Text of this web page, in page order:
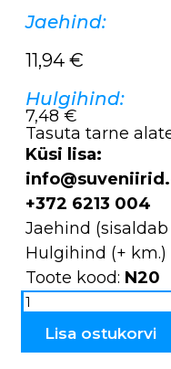
Jaehind:
11,94 €
Hulgihind:
7,48 €
Tasuta tarne
Küsi lisa:
+372 6213 004
Jaehind
Hulgihind (+ km.)
Toote kood: N20
Maja
keraamiline
küünlahoidja
Lisa ostukorvi